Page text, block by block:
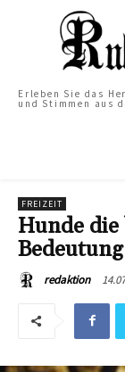
Erleben Sie das
und Stimmen aus
FREIZEIT
Hunde
redaktion